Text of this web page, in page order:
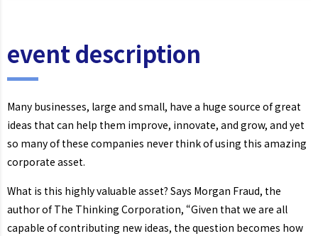
event description
Many businesses, large and small, have a huge source of great
ideas that can help them improve, innovate, and grow, and yet
so many of these companies never think of using this amazing
corporate asset.
What is this highly valuable asset? Says Morgan Fraud, the
author of The Thinking Corporation, “Given that we are all
capable of contributing new ideas, the question becomes how